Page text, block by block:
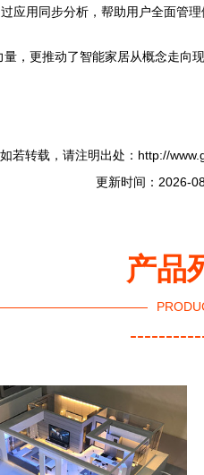
用同步分析，帮助用户全面管理
，更推动了智能家居从概念走
如若转载，请注明出处：http://
更新时间：2026-
产品